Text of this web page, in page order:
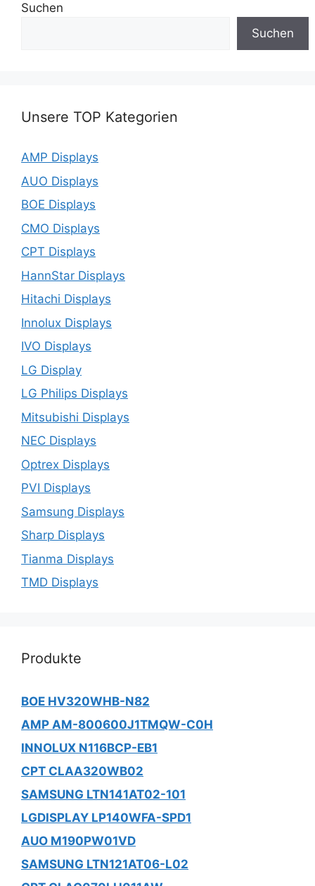
Suchen
Suchen
Unsere TOP Kategorien
AMP Displays
AUO Displays
BOE Displays
CMO Displays
CPT Displays
HannStar Displays
Hitachi Displays
Innolux Displays
IVO Displays
LG Display
LG Philips Displays
Mitsubishi Displays
NEC Displays
Optrex Displays
PVI Displays
Samsung Displays
Sharp Displays
Tianma Displays
TMD Displays
Produkte
BOE HV320WHB-N82
AMP AM-800600J1TMQW-C0H
INNOLUX N116BCP-EB1
CPT CLAA320WB02
SAMSUNG LTN141AT02-101
LGDISPLAY LP140WFA-SPD1
AUO M190PW01VD
SAMSUNG LTN121AT06-L02